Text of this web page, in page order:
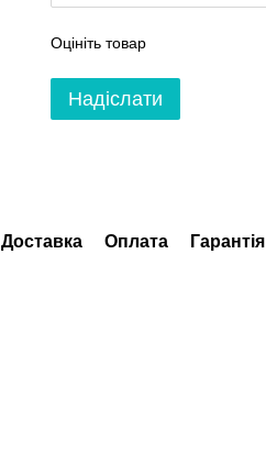
Оцініть товар
Надіслати
Доставка Оплата Гарантія